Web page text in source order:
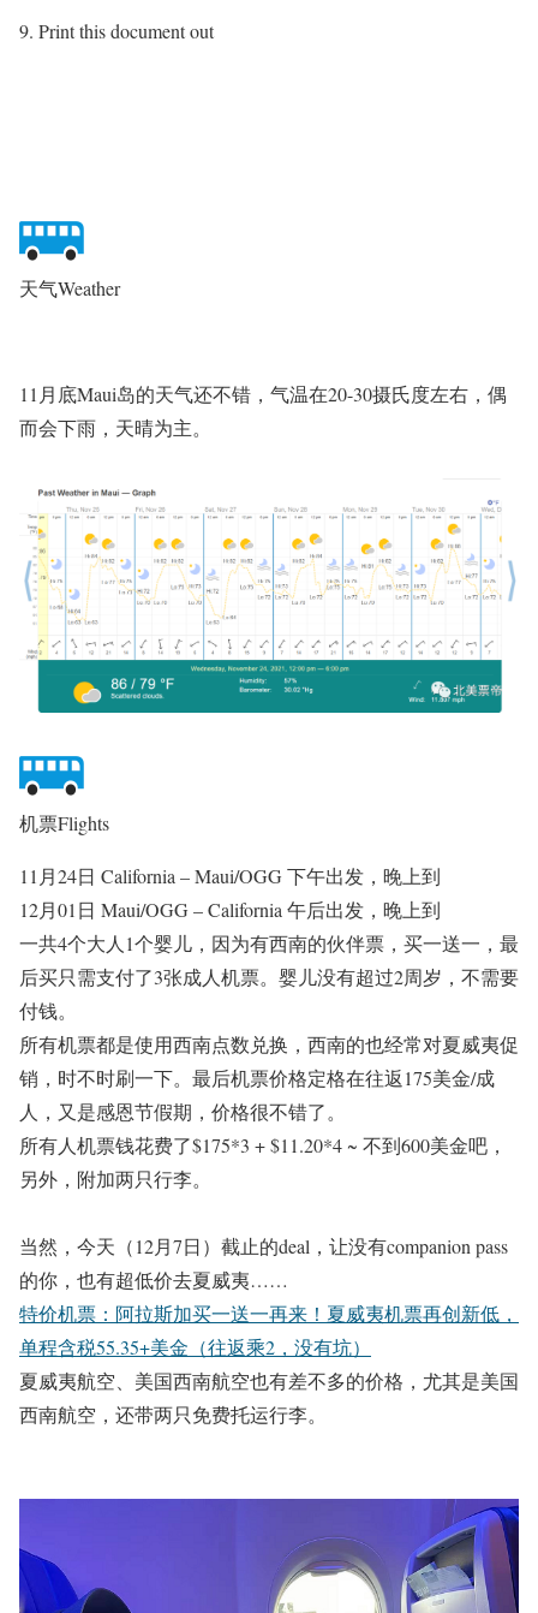
Print this document out
天气Weather
11月底Maui岛的天气还不错，气温在20-30摄氏度左右，偶
而会下雨，天晴为主。
机票Flights
11月24日 California – Maui/OGG 下午出发，晚上到
12月01日 Maui/OGG – California 午后出发，晚上到
一共4个大人1个婴儿，因为有西南的伙伴票，买一送一，最
后买只需支付了3张成人机票。婴儿没有超过2周岁，不需要
付钱。
所有机票都是使用西南点数兑换，西南的也经常对夏威夷促
销，时不时刷一下。最后机票价格定格在往返175美金/成
人，又是感恩节假期，价格很不错了。
所有人机票钱花费了$175*3 + $11.20*4 ~ 不到600美金吧，
另外，附加两只行李。
当然，今天（12月7日）截止的deal，让没有companion pass
的你，也有超低价去夏威夷……
特价机票：阿拉斯加买一送一再来！夏威夷机票再创新低，
单程含税55.35+美金（往返乘2，没有坑）
夏威夷航空、美国西南航空也有差不多的价格，尤其是美国
西南航空，还带两只免费托运行李。